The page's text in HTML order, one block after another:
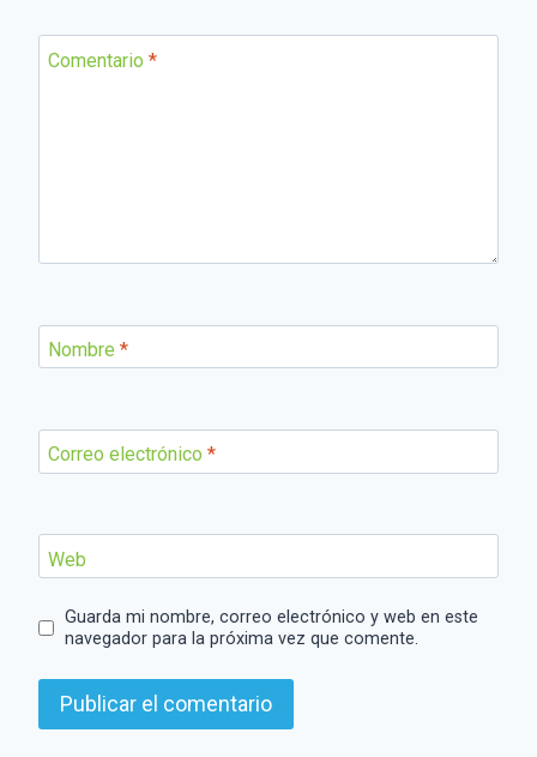
Comentario *
Nombre *
Correo electrónico *
Web
Guarda mi nombre, correo electrónico y web en este
navegador para la próxima vez que comente.